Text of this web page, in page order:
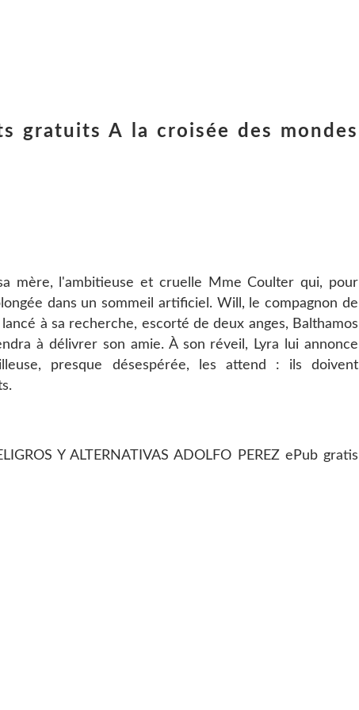
gratuits A la croisée des mondes
mère, l'ambitieuse et cruelle Mme Coulter qui, pour
dans un sommeil artificiel. Will, le compagnon de
à sa recherche, escorté de deux anges, Balthamos
à délivrer son amie. À son réveil, Lyra lui annonce
presque désespérée, les attend : ils doivent
Y ALTERNATIVAS ADOLFO PEREZ ePub gratis